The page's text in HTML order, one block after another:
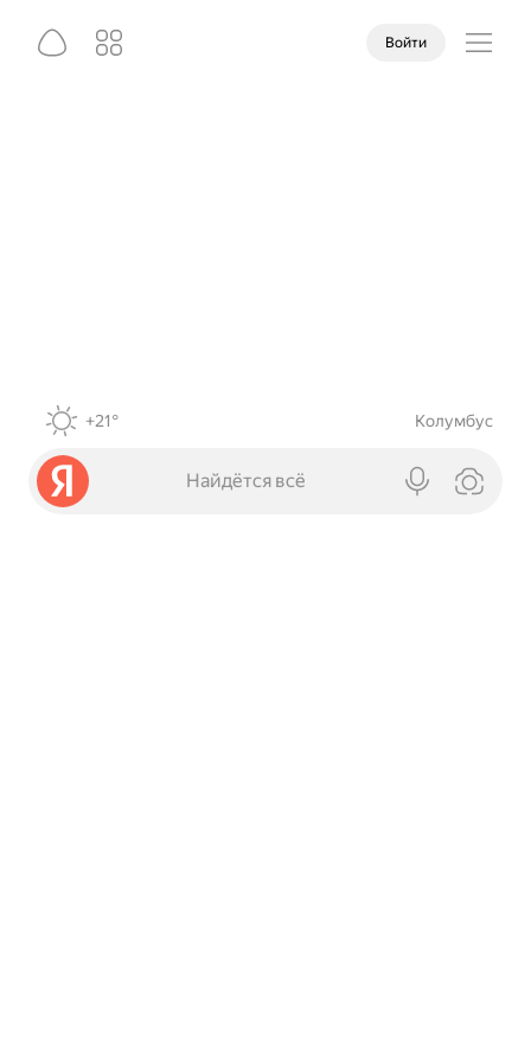
Войти
+21° Колумбус
Найдётся всё